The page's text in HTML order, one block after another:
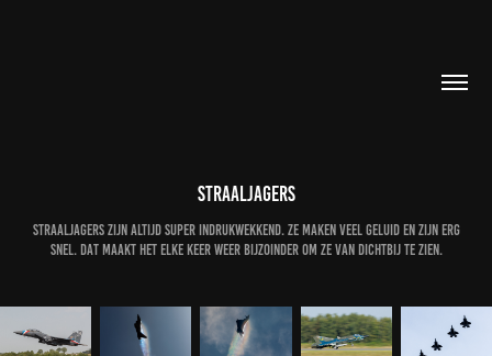
Straaljagers
Straaljagers zijn altijd super indrukwekkend. Ze maken veel geluid en zijn erg
snel. Dat maakt het elke keer weer bijzoinder om ze van dichtbij te zien.